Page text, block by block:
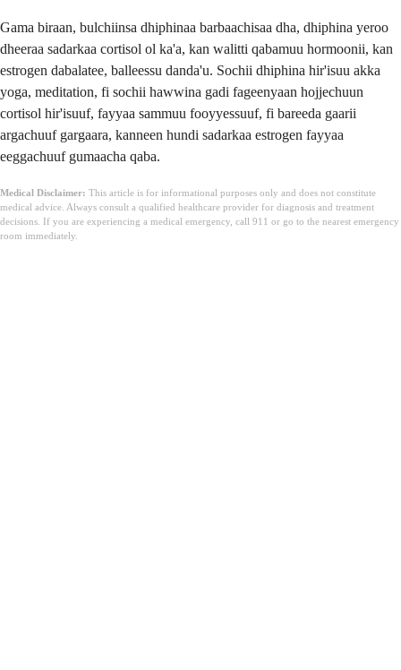
Gama biraan, bulchiinsa dhiphinaa barbaachisaa dha, dhiphina yeroo
dheeraa sadarkaa cortisol ol ka'a, kan walitti qabamuu hormoonii, kan
estrogen dabalatee, balleessu danda'u. Sochii dhiphina hir'isuu akka
yoga, meditation, fi sochii hawwina gadi fageenyaan hojjechuun
cortisol hir'isuuf, fayyaa sammuu fooyyessuuf, fi bareeda gaarii
argachuuf gargaara, kanneen hundi sadarkaa estrogen fayyaa
eeggachuuf gumaacha qaba.
Medical Disclaimer: This article is for informational purposes only and does not constitute
medical advice. Always consult a qualified healthcare provider for diagnosis and treatment
decisions. If you are experiencing a medical emergency, call 911 or go to the nearest emergency
room immediately.